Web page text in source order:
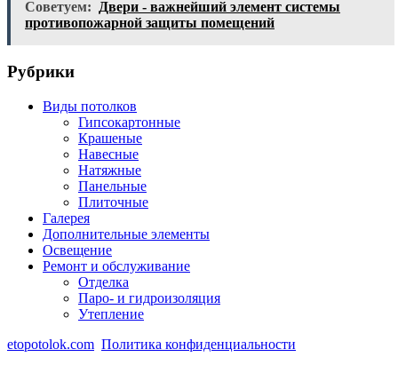
Советуем:
Двери - важнейший элемент системы
противопожарной защиты помещений
Рубрики
Виды потолков
Гипсокартонные
Крашеные
Навесные
Натяжные
Панельные
Плиточные
Галерея
Дополнительные элементы
Освещение
Ремонт и обслуживание
Отделка
Паро- и гидроизоляция
Утепление
etopotolok.com Политика конфиденциальности